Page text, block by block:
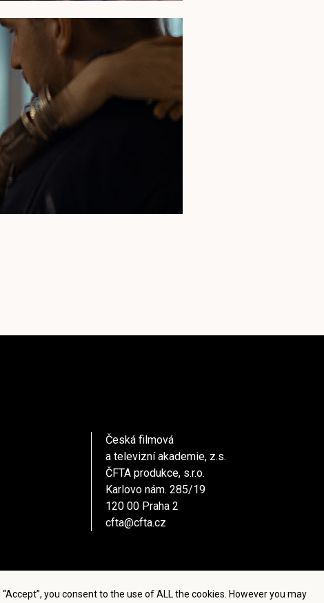
you consent to the use of ALL the cookies. However you may
Česká filmová
a televizní akademie, z.s.
ČFTA produkce, s.r.o.
Karlovo nám. 285/19
120 00 Praha 2
cfta@cfta.cz